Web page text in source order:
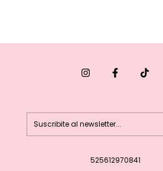
525612970841